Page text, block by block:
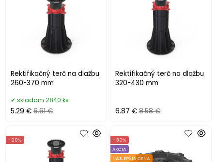
Rektifikačný terč na dlažbu
260-370 mm
skladom 2840 ks
5.29 € 6.61 €
Rektifikačný terč na dlažbu
320-430 mm
6.87 € 8.58 €
- 20%
- 30%
AKCIA
NAJLEPŠIA CENA